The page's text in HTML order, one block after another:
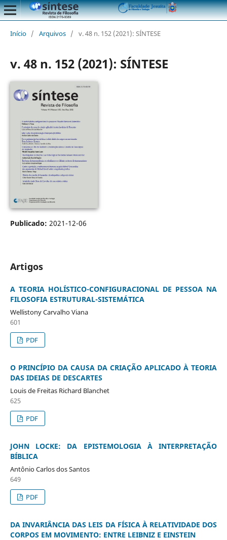
Início / Arquivos / v. 48 n. 152 (2021): SÍNTESE
v. 48 n. 152 (2021): SÍNTESE
Publicado: 2021-12-06
Artigos
A TEORIA HOLÍSTICO-CONFIGURACIONAL DE PESSOA NA
FILOSOFIA ESTRUTURAL-SISTEMÁTICA
Wellistony Carvalho Viana
601
PDF
O PRINCÍPIO DA CAUSA DA CRIAÇÃO APLICADO À TEORIA
DAS IDEIAS DE DESCARTES
Louis de Freitas Richard Blanchet
625
PDF
JOHN LOCKE: DA EPISTEMOLOGIA À INTERPRETAÇÃO
BÍBLICA
Antônio Carlos dos Santos
649
PDF
DA INVARIÂNCIA DAS LEIS DA FÍSICA À RELATIVIDADE DOS
CORPOS EM MOVIMENTO: ENTRE LEIBNIZ E EINSTEIN